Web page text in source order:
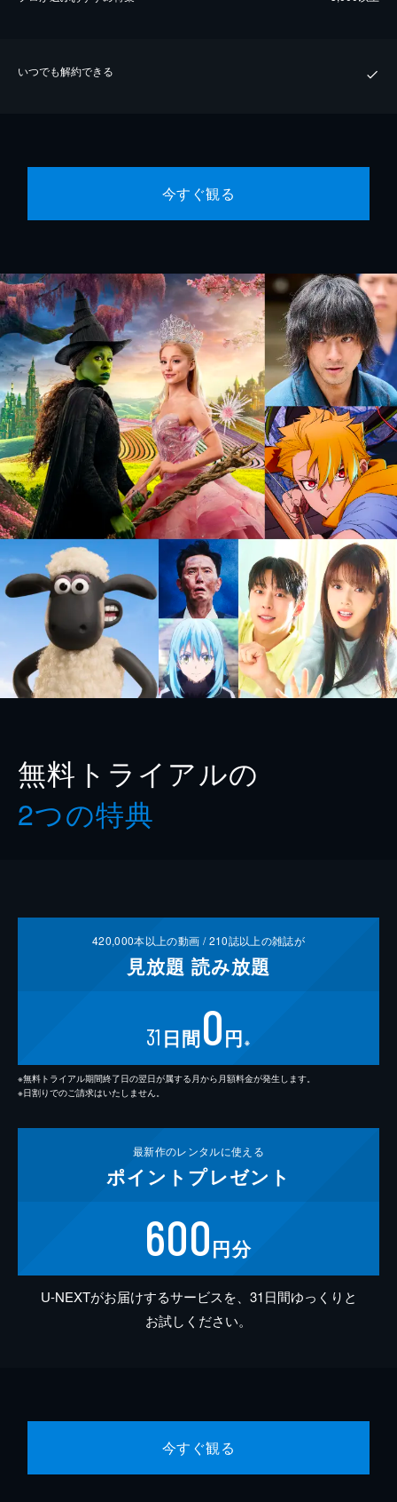
いつでも解約できる
今すぐ観る
無料トライアルの
2つの特典
420,000本以上の動画 /210誌以上の雑誌が
見放題 読み放題
31 日間0円 ※
※無料トライアル期間終了日の翌日が属する月から月額料金が発生します。
※日割りでのご請求はいたしません。
最新作のレンタルに使える
ポイント プレゼント
600円分
U-NEXTがお届けするサービスを、31日間ゆっくりと
お試しください。
今すぐ観る